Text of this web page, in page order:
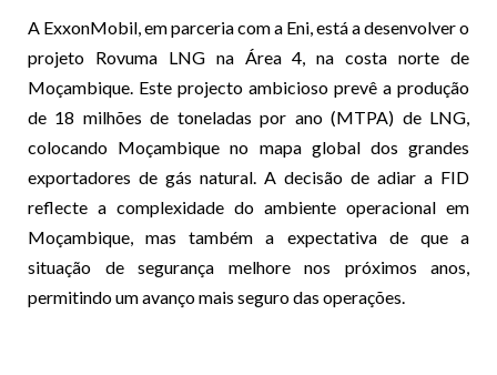
A ExxonMobil, em parceria com a Eni, está a desenvolver o
projeto Rovuma LNG na Área 4, na costa norte de
Moçambique. Este projecto ambicioso prevê a produção
de 18 milhões de toneladas por ano (MTPA) de LNG,
colocando Moçambique no mapa global dos grandes
exportadores de gás natural. A decisão de adiar a FID
reflecte a complexidade do ambiente operacional em
Moçambique, mas também a expectativa de que a
situação de segurança melhore nos próximos anos,
permitindo um avanço mais seguro das operações.